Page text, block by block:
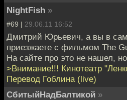
NightFish »
#69 | 29.06.11 16:52
Дмитрий Юрьевич, а вы в
приезжаете с фильмом The
На сайте про это не нашел,
>Внимание!!! Кинотеатр
Перевод Гоблина (live)
СбитыйНадБалтикой »